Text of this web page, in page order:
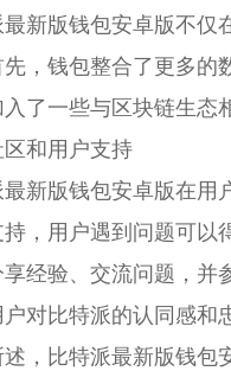
新版钱包安卓版不仅
，钱包整合了更多的
了一些与区块链生态
区和用户支持
新版钱包安卓版在用
，用户遇到问题可以
经验、交流问题，并
对比特派的认同感和
，比特派最新版钱包